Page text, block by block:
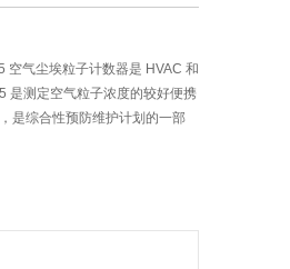
空气尘埃粒子计数器是 HVAC 和
是测定空气粒子浓度的较好便携
是综合性预防维护计划的一部